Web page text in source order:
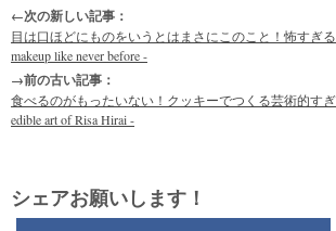
←次の新しい記事：
目は口ほどにものをいうとはまさにこのこと！怖すぎ
makeup like never before -
→前の古い記事：
食べるのがもったいない！クッキーでつくる芸術的す
edible art of Risa Hirai -
シェアお願いします！